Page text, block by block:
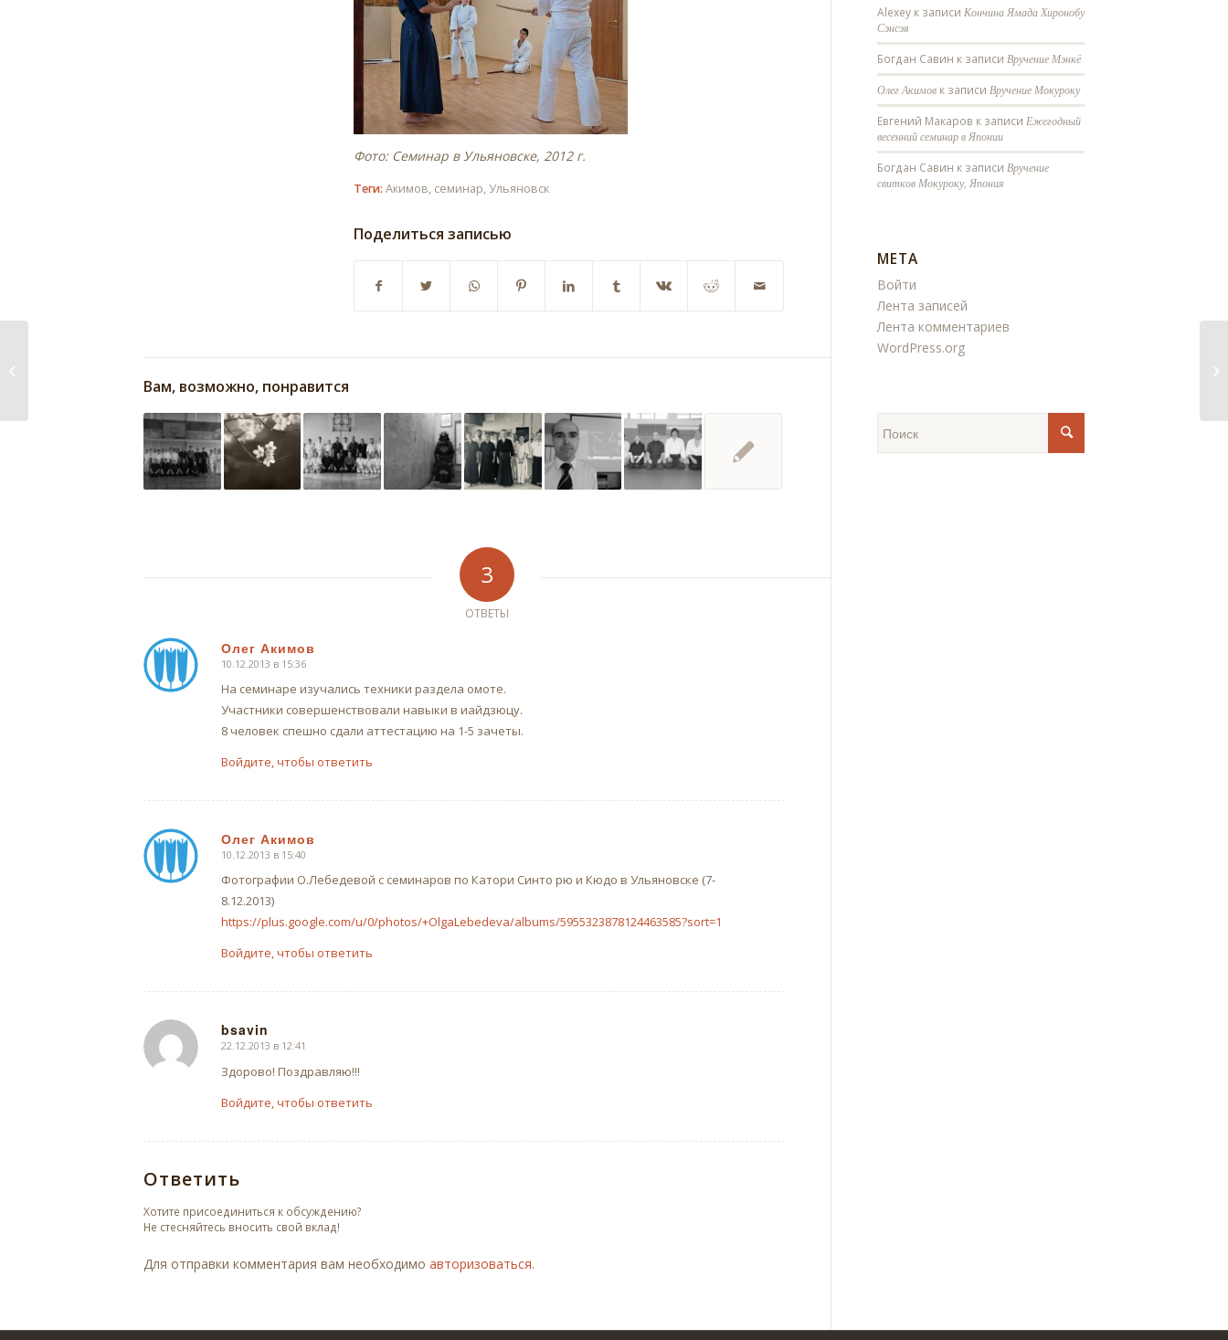
Фото: Семинар в Ульяновске, 2012 г.
Теги: Акимов, семинар, Ульяновск
Поделиться записью
Вам, возможно, понравится
3
ОТВЕТЫ
Олег Акимов
говорит:
10.12.2013 в 15:36
На семинаре изучались техники раздела омоте.
Участники совершенствовали навыки в иайдзюцу.
8 человек спешно сдали аттестацию на 1-5 зачеты.
Войдите, чтобы ответить
Олег Акимов
говорит:
10.12.2013 в 15:40
Фотографии О.Лебедевой с семинаров по Катори Синто рю и Кюдо в Ульяновске (7-
8.12.2013)
https://plus.google.com/u/0/photos/+OlgaLebedeva/albums/5955323878124463585?sort=1
Войдите, чтобы ответить
bsavin
говорит:
22.12.2013 в 12:41
Здорово! Поздравляю!!!
Войдите, чтобы ответить
Ответить
Хотите присоединиться к обсуждению?
Не стесняйтесь вносить свой вклад!
Для отправки комментария вам необходимо авторизоваться.
Alexeyк записи Кончина Ямада Хиронобу
Сэнсэя
Богдан Савин к записи Вручение Мэнкё
Олег Акимовк записи Вручение Мокуроку
Евгений Макаров к записи Ежегодный
весенний семинар в Японии
Богдан Савин к записи Вручение
свитков Мокуроку, Япония
МЕТА
Войти
Лента записей
Лента комментариев
WordPress.org